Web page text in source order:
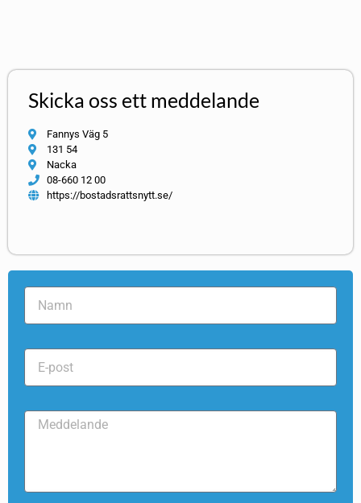
Skicka oss ett meddelande
Fannys Väg 5
131 54
Nacka
08-660 12 00
https://bostadsrattsnytt.se/